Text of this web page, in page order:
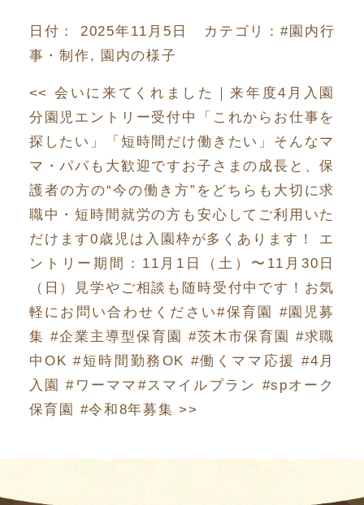
日付： 2025年11月5日 カテゴリ：#園内行
事・制作, 園内の様子
<< 会いに来てくれました ｜来年度4月入園
分園児エントリー受付中「これからお仕事を
探したい」「短時間だけ働きたい」そんなマ
マ・パパも大歓迎ですお子さまの成長と、保
護者の方の“今の働き方”をどちらも大切に求
職中・短時間就労の方も安心してご利用いた
だけます0歳児は入園枠が多くあります！ エ
ントリー期間：11月1日（土）〜11月30日
（日）見学やご相談も随時受付中です！お気
軽にお問い合わせください#保育園 #園児募
集 #企業主導型保育園 #茨木市保育園 #求職
中OK #短時間勤務OK #働くママ応援 #4月
入園 #ワーママ#スマイルプラン #spオーク
保育園 #令和8年募集 >>